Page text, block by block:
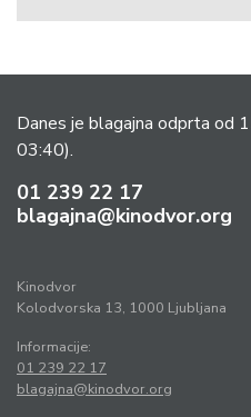
Danes je blagajna odprta od
03:40).
01 239 22 17
blagajna@kinodvor.org
Kinodvor
Kolodvorska 13, 1000 Ljubljana
Informacije:
01 239 22 17
blagajna@kinodvor.org